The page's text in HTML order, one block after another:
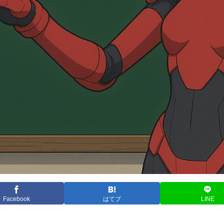
Facebook はてブ LINE